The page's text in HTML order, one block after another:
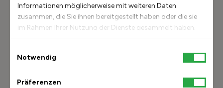
Informationen möglicherweise mit weiteren Daten
zusammen, die Sie ihnen bereitgestellt haben oder die sie
im Rahmen Ihrer Nutzung der Dienste gesammelt haben.
Notwendig
Präferenzen
Größenhilfe
Beschreibung
Wie lang ist der Fuß?
Meine Größe